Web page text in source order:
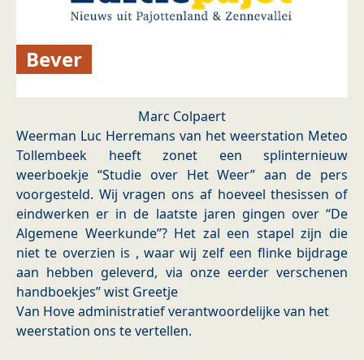
Bever
Marc Colpaert
Weerman Luc Herremans van het weerstation Meteo
Tollembeek heeft zonet een splinternieuw
weerboekje “Studie over Het Weer” aan de pers
voorgesteld. Wij vragen ons af hoeveel thesissen of
eindwerken er in de laatste jaren gingen over “De
Algemene Weerkunde”? Het zal een stapel zijn die
niet te overzien is , waar wij zelf een flinke bijdrage
aan hebben geleverd, via onze eerder verschenen
handboekjes” wist Greetje
Van Hove administratief verantwoordelijke van het
weerstation ons te vertellen.